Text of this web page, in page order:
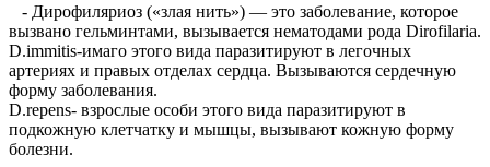
- Дирофиляриоз («злая нить») — это заболевание, которое
вызвано гельминтами, вызывается нематодами рода Dirofilaria.
D.immitis-имаго этого вида паразитируют в легочных
артериях и правых отделах сердца. Вызываются сердечную
форму заболевания.
D.repens- взрослые особи этого вида паразитируют в
подкожную клетчатку и мышцы, вызывают кожную форму
болезни.